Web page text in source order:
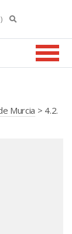
Murcia > 4.2.